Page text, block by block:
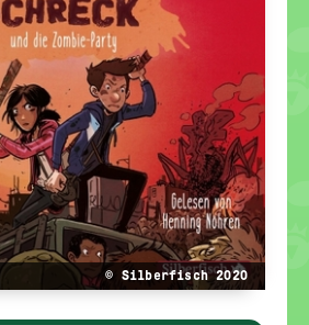
© Silberfisch 2020